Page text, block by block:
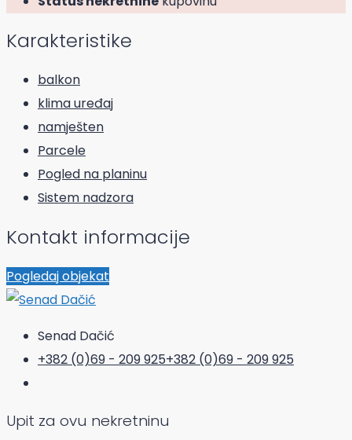
Karakteristike
balkon
klima uređaj
namješten
Parcele
Pogled na planinu
Sistem nadzora
Kontakt informacije
Pogledaj objekat
Senad Dačić
+382 (0)69 - 209 925+382 (0)69 - 209 925
Upit za ovu nekretninu